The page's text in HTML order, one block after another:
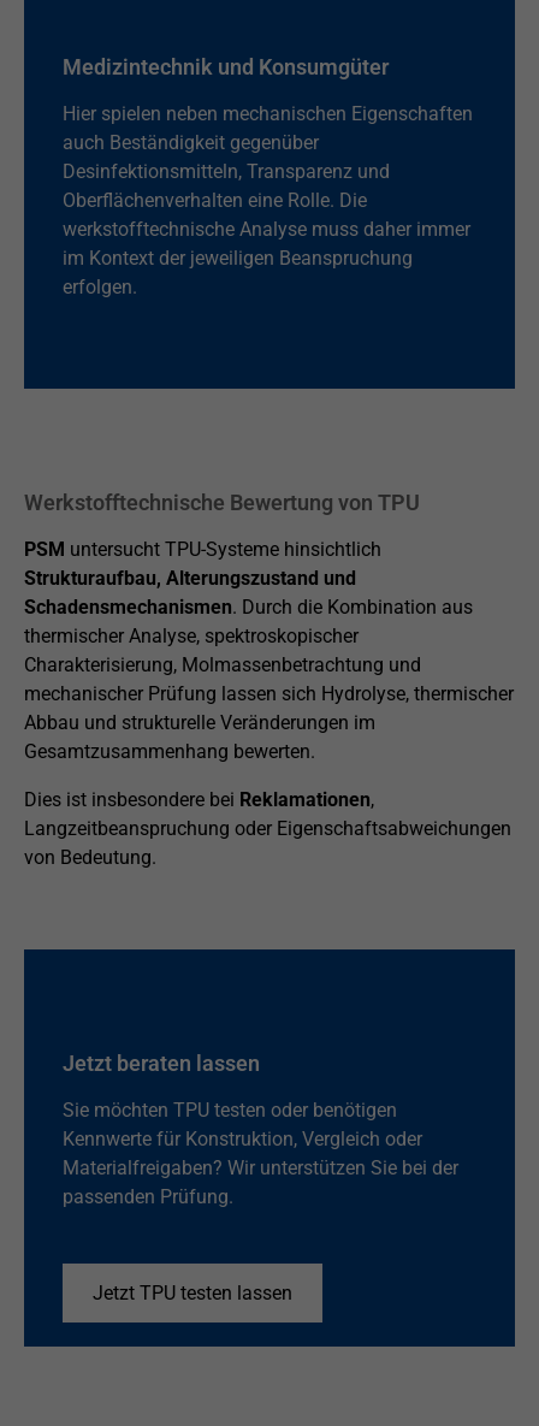
Medizintechnik und Konsumgüter
Hier spielen neben mechanischen Eigenschaften
auch Beständigkeit gegenüber
Desinfektionsmitteln, Transparenz und
Oberflächenverhalten eine Rolle. Die
werkstofftechnische Analyse muss daher immer
im Kontext der jeweiligen Beanspruchung
erfolgen.
Werkstofftechnische Bewertung von TPU
PSM untersucht TPU-Systeme hinsichtlich
Strukturaufbau, Alterungszustand und
Schadensmechanismen. Durch die Kombination aus
thermischer Analyse, spektroskopischer
Charakterisierung, Molmassenbetrachtung und
mechanischer Prüfung lassen sich Hydrolyse, thermischer
Abbau und strukturelle Veränderungen im
Gesamtzusammenhang bewerten.
Dies ist insbesondere bei Reklamationen,
Langzeitbeanspruchung oder Eigenschaftsabweichungen
von Bedeutung.
Jetzt beraten lassen
Sie möchten TPU testen oder benötigen
Kennwerte für Konstruktion, Vergleich oder
Materialfreigaben? Wir unterstützen Sie bei der
passenden Prüfung.
Jetzt TPU testen lassen